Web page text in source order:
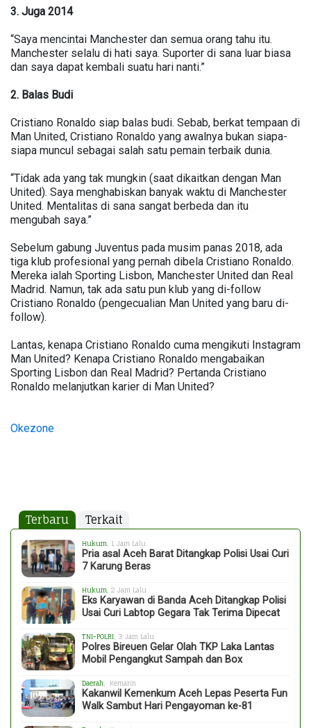
3. Juga 2014
“Saya mencintai Manchester dan semua orang tahu itu.
Manchester selalu di hati saya. Suporter di sana luar biasa
dan saya dapat kembali suatu hari nanti.”
2. Balas Budi
Cristiano Ronaldo siap balas budi. Sebab, berkat tempaan di
Man United, Cristiano Ronaldo yang awalnya bukan siapa-
siapa muncul sebagai salah satu pemain terbaik dunia.
“Tidak ada yang tak mungkin (saat dikaitkan dengan Man
United). Saya menghabiskan banyak waktu di Manchester
United. Mentalitas di sana sangat berbeda dan itu
mengubah saya.”
Sebelum gabung Juventus pada musim panas 2018, ada
tiga klub profesional yang pernah dibela Cristiano Ronaldo.
Mereka ialah Sporting Lisbon, Manchester United dan Real
Madrid. Namun, tak ada satu pun klub yang di-follow
Cristiano Ronaldo (pengecualian Man United yang baru di-
follow).
Lantas, kenapa Cristiano Ronaldo cuma mengikuti Instagram
Man United? Kenapa Cristiano Ronaldo mengabaikan
Sporting Lisbon dan Real Madrid? Pertanda Cristiano
Ronaldo melanjutkan karier di Man United?
Okezone
Terbaru Terkait
Hukum , 1 Jam Lalu
Pria asal Aceh Barat Ditangkap Polisi Usai Curi
7 Karung Beras
Hukum , 2 Jam Lalu
Eks Karyawan di Banda Aceh Ditangkap Polisi
Usai Curi Labtop Gegara Tak Terima Dipecat
TNI-POLRI , 3 Jam Lalu
Polres Bireuen Gelar Olah TKP Laka Lantas
Mobil Pengangkut Sampah dan Box
Daerah , Kemarin
Kakanwil Kemenkum Aceh Lepas Peserta Fun
Walk Sambut Hari Pengayoman ke-81